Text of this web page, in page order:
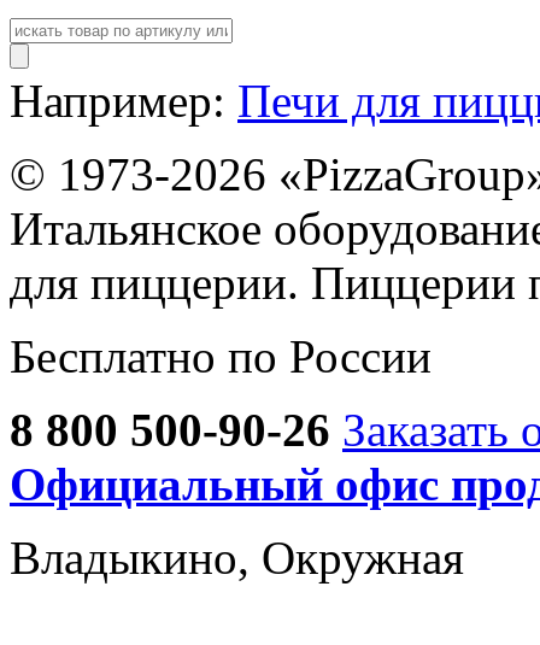
Например: Печи для
© 1973-2026
Итальянское
для пиццерии. Пиццерии
Бесплатно по России
8 800 500-90-26 Заказать
Официальный офис
Владыкино, Окружная